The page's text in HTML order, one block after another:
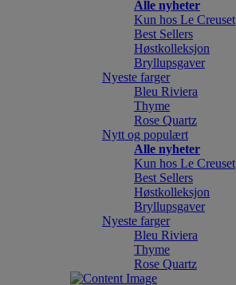
Alle nyheter
Kun hos Le Creuset
Best Sellers
Høstkolleksjon
Bryllupsgaver
Nyeste farger
Bleu Riviera
Thyme
Rose Quartz
Nytt og populært
Alle nyheter
Kun hos Le Creuset
Best Sellers
Høstkolleksjon
Bryllupsgaver
Nyeste farger
Bleu Riviera
Thyme
Rose Quartz